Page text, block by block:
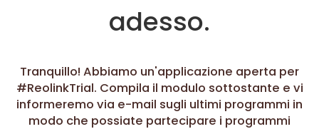
adesso.
Tranquillo! Abbiamo un'applicazione aperta per
#ReolinkTrial. Compila il modulo sottostante e vi
informeremo via e-mail sugli ultimi programmi in
modo che possiate partecipare i programmi